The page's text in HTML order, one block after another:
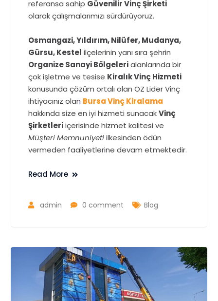
referansa sahip Güvenilir Vinç Şirketi
olarak çalışmalarımızı sürdürüyoruz.
Osmangazi, Yıldırım, Nilüfer, Mudanya,
Gürsu, Kestel ilçelerinin yanı sıra şehrin
Organize Sanayi Bölgelerialanlarında bir
çok işletme ve tesise Kiralık Vinç Hizmeti
konusunda çözüm ortalı olan ÖZ Lider Vinç
ihtiyacınız olan Bursa Vinç Kiralama
hakkında size en iyi hizmeti sunacakVinç
Şirketleriiçerisinde hizmet kalitesi ve
Müşteri Memnuniyetiilkesinden ödün
vermeden faaliyetlerine devam etmektedir.
Read More
admin 0 comment Blog